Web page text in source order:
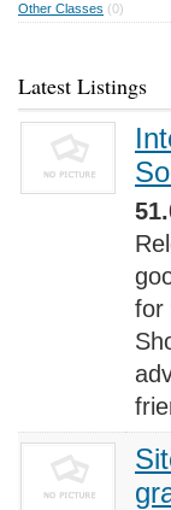
Other Classes (0)
Latest Listings
for